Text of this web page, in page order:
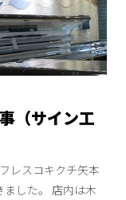
（サイン工
レスコキクチ矢本
した。 店内は木